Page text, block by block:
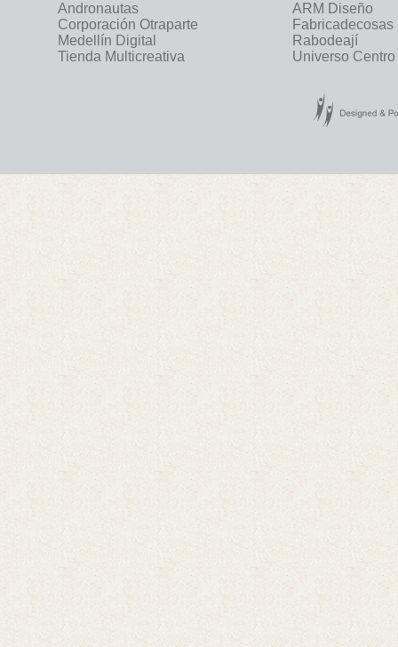
Andronautas
ARM Diseño
Corporación Otraparte
Fabricadecosas
Medellín Digital
Rabodeají
Tienda Multicreativa
Universo Centro